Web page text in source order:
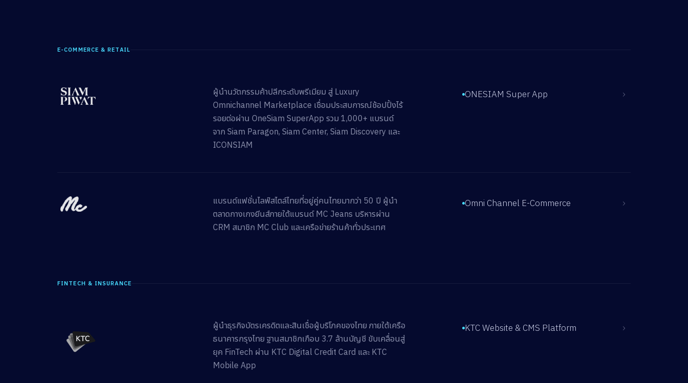
E-COMMERCE & RETAIL
ผู้นำนวัตกรรมค้าปลีกระดับพรีเมียม สู่ Luxury
Omnichannel Marketplace เชื่อมประสบการณ์ช้อปปิ้งไร้
รอยต่อผ่าน OneSiam SuperApp รวม 1,000+ แบรนด์
จาก Siam Paragon, Siam Center, Siam Discovery และ
ICONSIAM
ONESIAM Super App ›
แบรนด์แฟชั่นไลฟ์สไตล์ไทยที่อยู่คู่คนไทยมากว่า 50 ปี ผู้นำ
ตลาดกางเกงยีนส์ภายใต้แบรนด์ MC Jeans บริหารผ่าน
CRM สมาชิก MC Club และเครือข่ายร้านค้าทั่วประเทศ
Omni Channel E-Commerce ›
FINTECH & INSURANCE
ผู้นำธุรกิจบัตรเครดิตและสินเชื่อผู้บริโภคของไทย ภายใต้เครือ
ธนาคารกรุงไทย ฐานสมาชิกเกือบ 3.7 ล้านบัญชี ขับเคลื่อนสู่
ยุค FinTech ผ่าน KTC Digital Credit Card และ KTC
Mobile App
KTC Website & CMS Platform ›